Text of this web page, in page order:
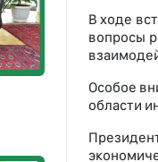
В ходе
вопросы
Особое
области